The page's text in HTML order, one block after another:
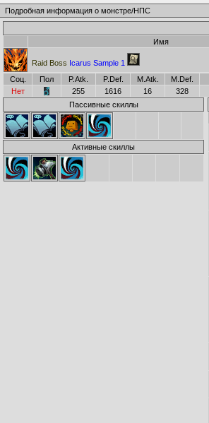
Подробная информация о монстре/НПС
Имя
Raid Boss Icarus Sample 1
Соц.
Пол P.Atk. P.Def. M.Atk.
M.Def.
Нет
255 1616 16
328
Пассивные скиллы
Активные скиллы